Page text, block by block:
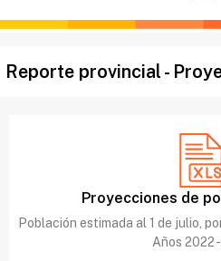
Reporte provincial -
Proyecciones de
Población estimada al 1 de julio,
Años 2022